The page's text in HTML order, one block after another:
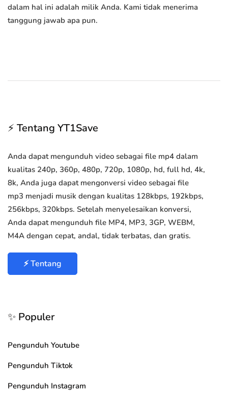
dalam hal ini adalah milik Anda. Kami tidak menerima
tanggung jawab apa pun.
⚡ Tentang YT1Save
Anda dapat mengunduh video sebagai file mp4 dalam
kualitas 240p, 360p, 480p, 720p, 1080p, hd, full hd, 4k,
8k, Anda juga dapat mengonversi video sebagai file
mp3 menjadi musik dengan kualitas 128kbps, 192kbps,
256kbps, 320kbps. Setelah menyelesaikan konversi,
Anda dapat mengunduh file MP4, MP3, 3GP, WEBM,
M4A dengan cepat, andal, tidak terbatas, dan gratis.
⚡ Tentang
✨ Populer
Pengunduh Youtube
Pengunduh Tiktok
Pengunduh Instagram